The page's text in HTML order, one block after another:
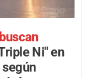
Ni" en
según